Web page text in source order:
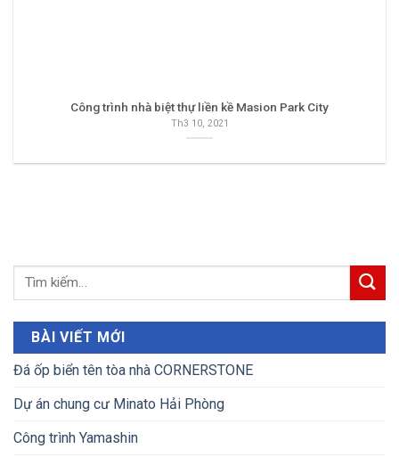
Công trình nhà biệt thự liền kề Masion Park City
Th3 10, 2021
BÀI VIẾT MỚI
Đá ốp biển tên tòa nhà CORNERSTONE
Dự án chung cư Minato Hải Phòng
Công trình Yamashin